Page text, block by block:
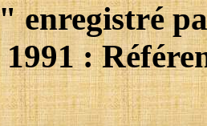
enregistré
: